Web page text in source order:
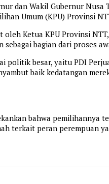
dan Wakil Gubernur Nusa
Umum (KPU) Provinsi
Ketua KPU Provinsi
bagian dari proses
politik besar, yaitu PDI
baik kedatangan
bahwa pemilihannya
terkait peran perempuan